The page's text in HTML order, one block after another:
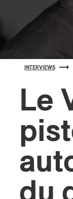
INTERVIEWS
Le